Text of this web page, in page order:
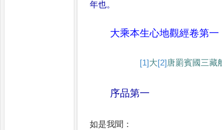
年也。
大乘本生心地觀經卷第一
[1]大[2]唐罽賓國三藏
序品第一
如是我聞 ：